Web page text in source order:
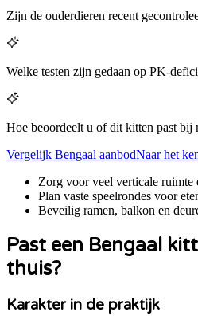
Zijn de ouderdieren recent
Welke testen zijn gedaan op PK-
Hoe beoordeelt u of dit kitten past bij
Vergelijk Bengaal aanbodNaar het
Zorg voor veel verticale ruimte
Plan vaste speelrondes voor
Beveilig ramen, balkon en
Past een Bengaal
thuis?
Karakter in de praktijk